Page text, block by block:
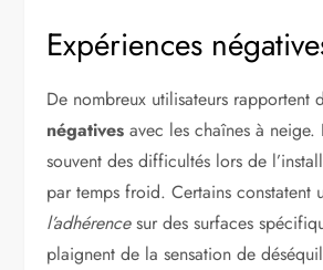
Expériences
De nombreux utilisateurs rapportent
négatives avec les chaînes à neige.
souvent des difficultés lors de
par temps froid. Certains constatent
l’adhérencesur des surfaces
plaignent de la sensation de